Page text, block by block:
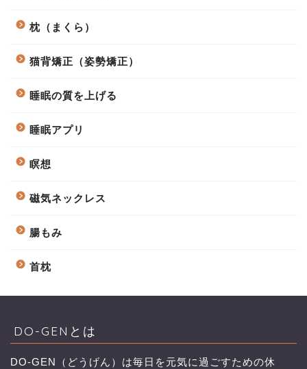
枕（まくら）
猫背矯正（姿勢矯正）
睡眠の質を上げる
睡眠アプリ
瞑想
磁気ネックレス
腸もみ
首枕
DO-GENとは
DO-GEN（どうげん）は毎日を元気に過ごすための休